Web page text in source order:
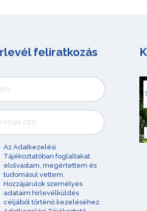
feliratkozás
Az Adatkezelési
Tájékoztatóban foglaltakat
elolvastam, megértettem és
tudomásul vettem.
Hozzájárulok személyes
adataim hírlevélküldés
céljából történő kezeléséhez.